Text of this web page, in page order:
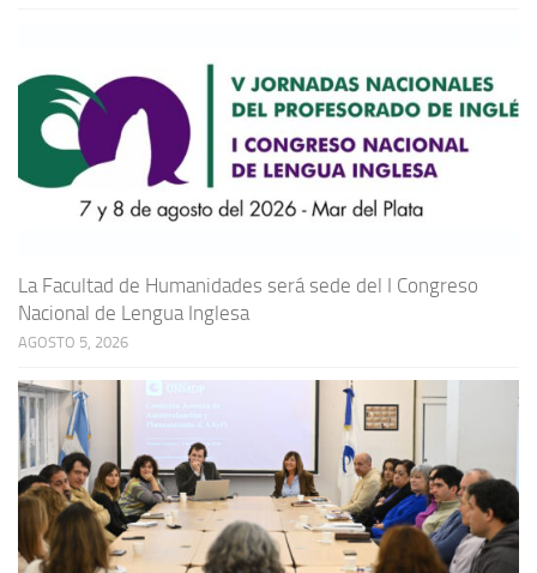
La Facultad de Humanidades será sede del I Congreso
Nacional de Lengua Inglesa
AGOSTO 5, 2026